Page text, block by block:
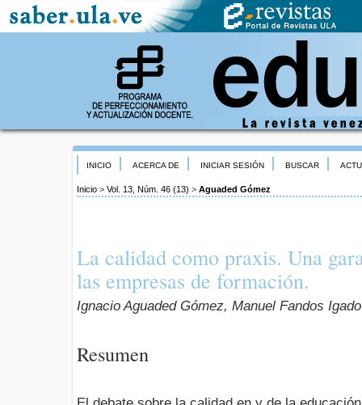
INICIO ACERCA DE INICIAR SESIÓN BUSCAR
Inicio > Vol. 13, Núm. 46 (13) > Aguaded Gómez
La calidad como praxis. Una
las empresas de formación.
Ignacio Aguaded Gómez, Manuel Fandos Igado
Resumen